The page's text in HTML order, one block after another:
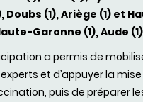
Doubs (1), Ariège (1) et
Garonne (1), Aude
a permis de
et d’appuyer la mise
puis de préparer